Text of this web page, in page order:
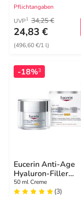
Pflichtangaben
UVP1 34,25 €
24,83 €
(496,60 €/1 l)
-18%3
Eucerin Anti-Age
Hyaluron-Filler
Tagespflege LSF 30
50 ml Creme
(3)